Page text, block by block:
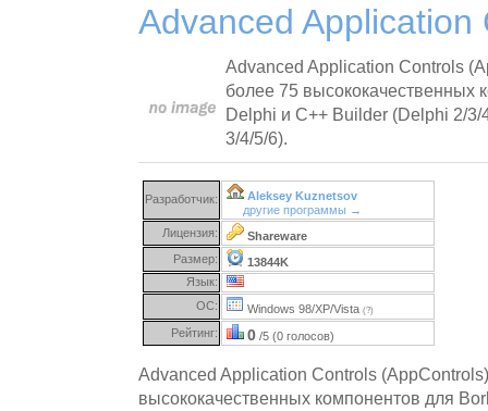
Advanced Application
Advanced Application Controls
более 75 высококачественных
Delphi и C++ Builder (Delphi 2/3/
3/4/5/6).
Разработчик:
Aleksey Kuznetsov
другие программы →
Лицензия:
Shareware
Размер:
13844K
Язык:
ОС:
Windows 98/XP/Vista (?)
Рейтинг: 0 /5 (0 голосов)
Advanced Application Controls
высококачественных компонентов для